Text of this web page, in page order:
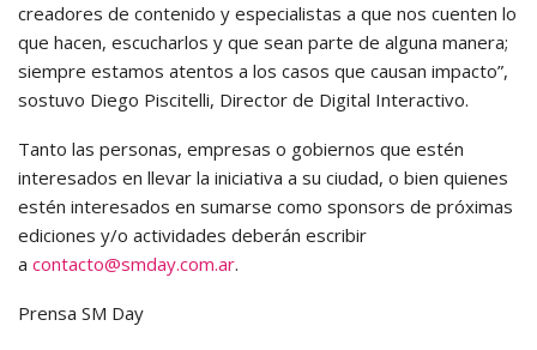
creadores de contenido y especialistas a que nos cuenten lo
que hacen, escucharlos y que sean parte de alguna manera;
siempre estamos atentos a los casos que causan impacto”,
sostuvo Diego Piscitelli, Director de Digital Interactivo.
Tanto las personas, empresas o gobiernos que estén
interesados en llevar la iniciativa a su ciudad, o bien quienes
estén interesados en sumarse como sponsors de próximas
ediciones y/o actividades deberán escribir
a contacto@smday.com.ar.
Prensa SM Day